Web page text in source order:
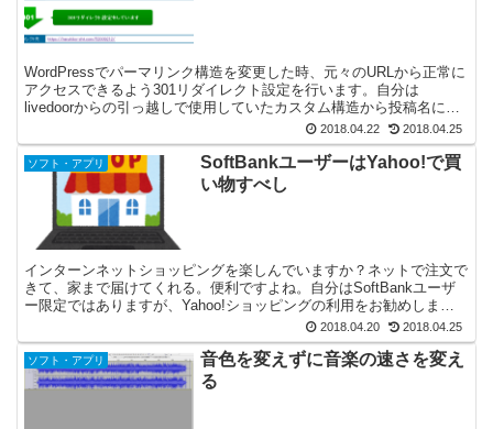
WordPressでパーマリンク構造を変更した時、元々のURLから正常に
アクセスできるよう301リダイレクト設定を行います。自分は
livedoorからの引っ越しで使用していたカスタム構造から投稿名にパ
2018.04.22 2018.04.25
ソフト・アプリ
SoftBankユーザーはYahoo!で買
い物すべし
インターンネットショッピングを楽しんでいますか？ネットで注文で
きて、家まで届けてくれる。便利ですよね。自分はSoftBankユーザ
ー限定ではありますが、Yahoo!ショッピングの利用をお勧めしま
2018.04.20 2018.04.25
ソフト・アプリ
音色を変えずに音楽の速さを変え
る